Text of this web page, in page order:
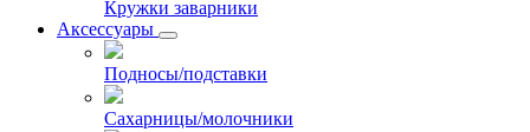
Кружки заварники
Аксессуары
Подносы/подставки
Сахарницы/молочники